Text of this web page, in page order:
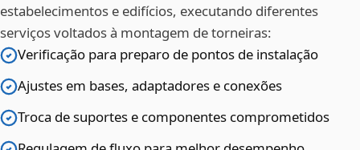
estabelecimentos e edifícios, executando diferentes
serviços voltados à montagem de torneiras:
Verificação para preparo de pontos de instalação
Ajustes em bases, adaptadores e conexões
Troca de suportes e componentes comprometidos